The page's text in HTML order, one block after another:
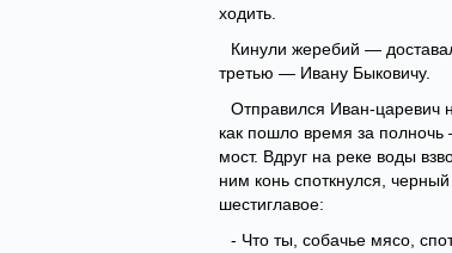
ходить.
Кинули жеребий —
третью — Ивану Быковичу.
Отправился Иван-царевич
как пошло время за
мост. Вдруг на реке воды
ним конь споткнулся,
шестиглавое:
- Что ты, собачье мясо,